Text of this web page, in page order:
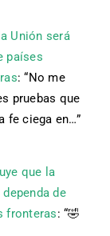
Unión será
países
: “No me
pruebas que
fe ciega en…”
que la
de
fronteras: “🤣